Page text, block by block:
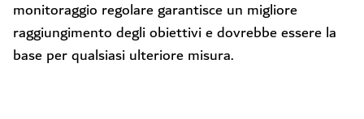
monitoraggio regolare garantisce un migliore
raggiungimento degli obiettivi e dovrebbe essere la
base per qualsiasi ulteriore misura.